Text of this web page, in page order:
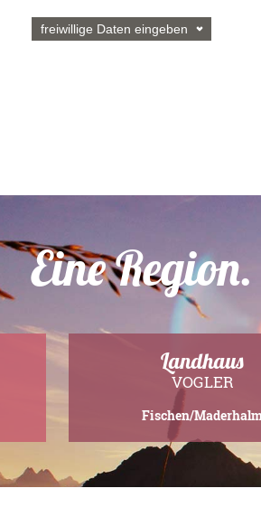
freiwillige Daten eingeben
Eine
Landhaus
VOGLER
Fischen/